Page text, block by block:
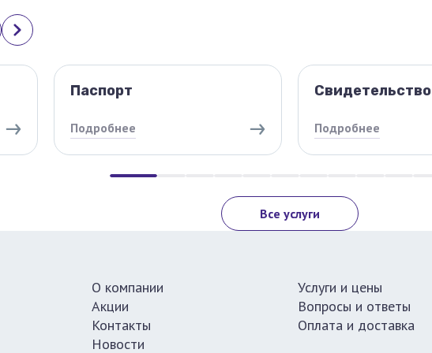
Паспорт
Подробнее
Свидетельство
Подробнее
Все услуги
О компании
Акции
Контакты
Новости
Услуги и цены
Вопросы и ответы
Оплата и доставка